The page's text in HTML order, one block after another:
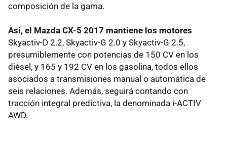
composición de la gama.
Así, el Mazda CX-5 2017 mantiene los motores
Skyactiv-D 2.2, Skyactiv-G 2.0 y Skyactiv-G 2.5,
presumiblemente con potencias de 150 CV en los
diésel, y 165 y 192 CV en los gasolina, todos ellos
asociados a transmisiones manual o automática de
seis relaciones. Además, seguirá contando con
tracción integral predictiva, la denominada i-ACTIV
AWD.